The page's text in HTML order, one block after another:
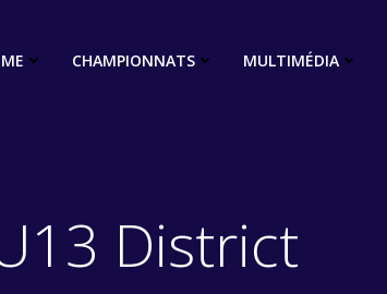
CHAMPIONNATS MULTIMÉDIA
District